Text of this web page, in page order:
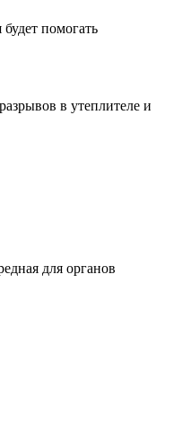
помогать
в утеплителе и
для органов